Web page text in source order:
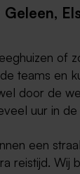
of
teams en
door de
uur in
een
reistijd. Wij